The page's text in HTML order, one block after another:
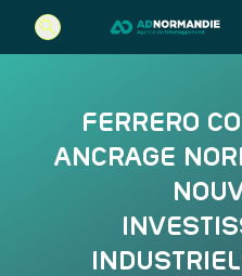
REJOIGNEZ-NOUS
Choisir la
QUI SOMMES-NOUS
L’équipe
L’AD Normandie
Contactez-nous
EN CE MOMENT
Actualités
Appels à projets
FERRERO
ANCRAGE